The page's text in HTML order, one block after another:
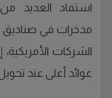
استفاد العديد
مدخرات في صناديق
الشركات
عوائد أعلى عند تحويل